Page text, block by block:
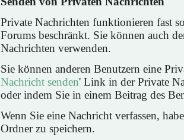
Private Nachrichten funktionieren fast
Forums beschränkt. Sie können auch
Nachrichten verwenden.
Sie können anderen Benutzern eine
Nachricht senden' Link in der Private
oder indem Sie in einem Beitrag des
Wenn Sie eine Nachricht verfassen,
Ordner zu speichern.